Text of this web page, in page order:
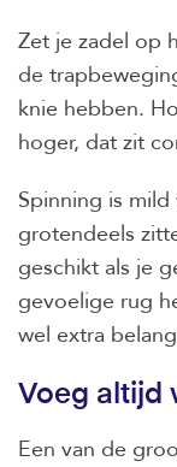
Zet je zadel op
de
knie hebben.
hoger, dat zit
Spinning is
grotendeels
geschikt als je
gevoelige rug
wel extra
Voeg altijd
Een van de